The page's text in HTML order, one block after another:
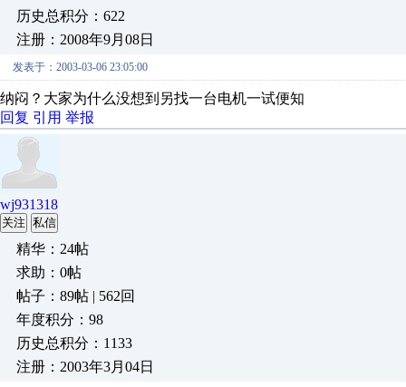
历史总积分：622
注册：2008年9月08日
发表于：2003-03-06 23:05:00
纳闷？大家为什么没想到另找一台电机一试便知
回复 引用 举报
wj931318
关注 私信
精华：24帖
求助：0帖
帖子：89帖 | 562回
年度积分：98
历史总积分：1133
注册：2003年3月04日